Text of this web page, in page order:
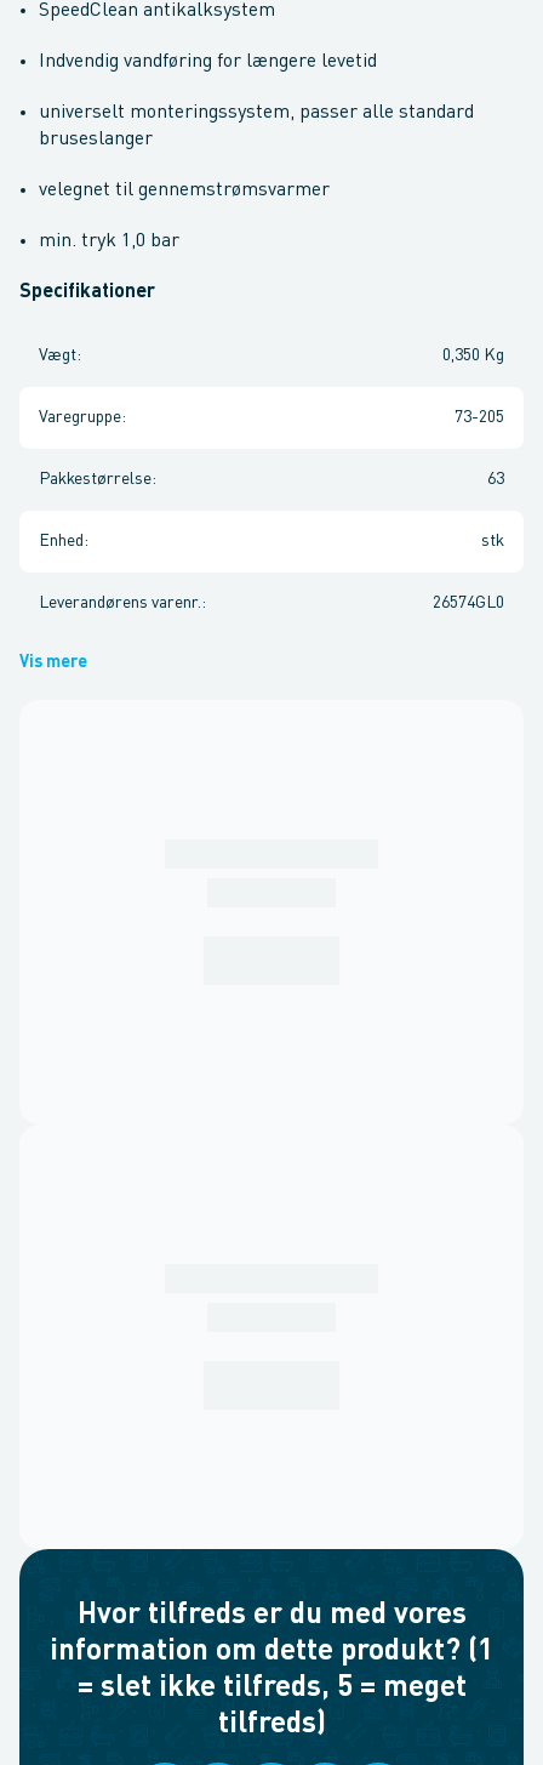
SpeedClean antikalksystem
Indvendig vandføring for længere levetid
universelt monteringssystem, passer alle standard
bruseslanger
velegnet til gennemstrømsvarmer
min. tryk 1,0 bar
Specifikationer
Vægt: 0,350 Kg
Varegruppe: 73-205
Pakkestørrelse: 63
Enhed : stk
Leverandørens varenr. : 26574GL0
Vis mere
Hvor tilfreds er du med vores
information om dette produkt? (1
= slet ikke tilfreds, 5 = meget
tilfreds)